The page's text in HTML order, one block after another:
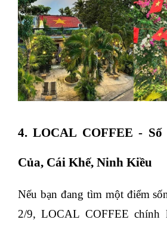
4. LOCAL COFFEE -
Của, Cái Khế, Ninh Kiều
Nếu bạn đang tìm một điểm
2/9, LOCAL COFFEE chính